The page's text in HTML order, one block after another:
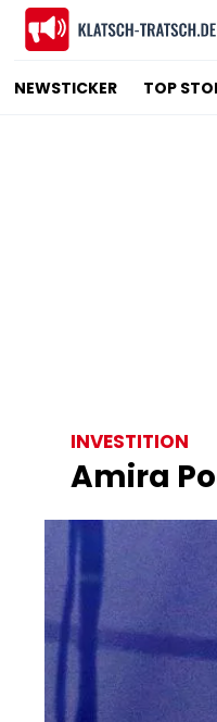
NEWSTICKER TOP
INVESTITION
Amira